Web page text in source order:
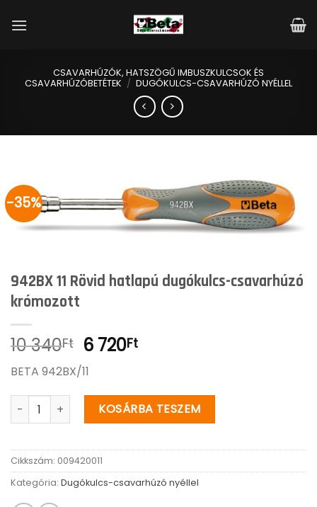
CSAVARHÚZÓK, HATSZÖGŰ IMBUSZKULCSOK ÉS
CSAVARHÚZÓBETÉTEK / DUGÓKULCS-CSAVARHÚZÓ NYÉLLEL
-35%
942BX 11 Rövid hatlapú dugókulcs-csavarhúzó
krómozott
10 340Ft Original
price
was:
10
340Ft.
6 720FtCurrent
6
720Ft.
BETA 942BX/11
942BX 11 Rövid hatlapú dugókulcs-csavarhúzó krómozott
KOSÁRBA TESZEM
Cikkszám: 009420011
Kategória: Dugókulcs-csavarhúzó nyéllel